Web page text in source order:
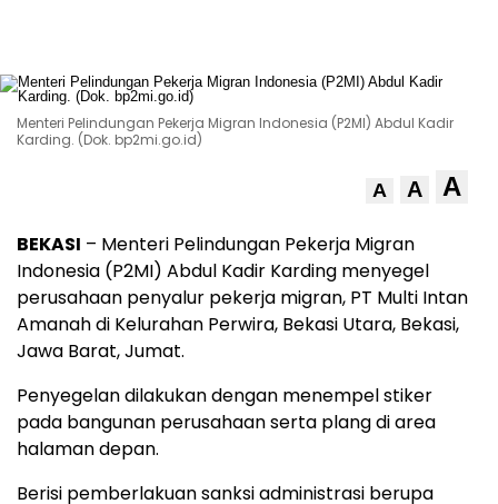
Menteri Pelindungan Pekerja Migran Indonesia (P2MI) Abdul Kadir
Karding. (Dok. bp2mi.go.id)
A A A
BEKASI – Menteri Pelindungan Pekerja Migran
Indonesia (P2MI) Abdul Kadir Karding menyegel
perusahaan penyalur pekerja migran, PT Multi Intan
Amanah di Kelurahan Perwira, Bekasi Utara, Bekasi,
Jawa Barat, Jumat.
Penyegelan dilakukan dengan menempel stiker
pada bangunan perusahaan serta plang di area
halaman depan.
Berisi pemberlakuan sanksi administrasi berupa